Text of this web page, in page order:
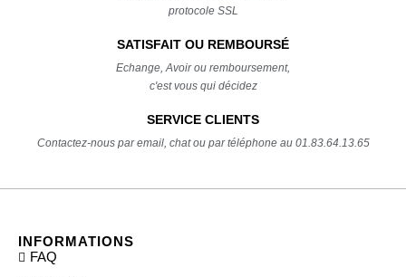
protocole SSL
SATISFAIT OU REMBOURSÉ
Echange, Avoir ou remboursement,
c'est vous qui décidez
SERVICE CLIENTS
Contactez-nous par email, chat ou par téléphone au 01.83.64.13.65
INFORMATIONS
FAQ